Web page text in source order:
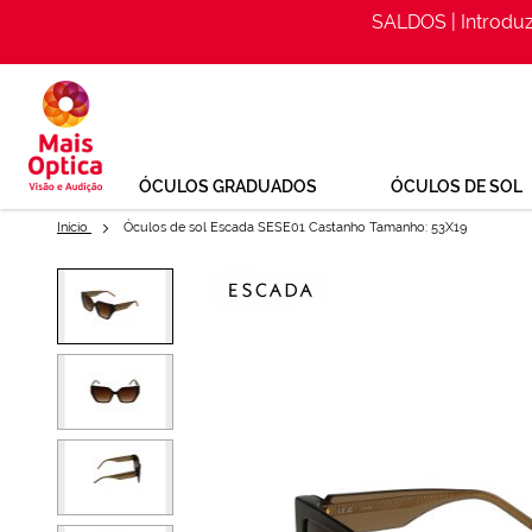
SALDOS |
ÓCULOS GRADUADOS ÓCULOS DE SOL
Início Óculos de sol Escada SESE01 Castanho Tamanho: 53X19
para
da
Galeria